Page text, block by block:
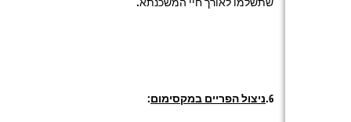
6. ניצול הפריים במקסימום: